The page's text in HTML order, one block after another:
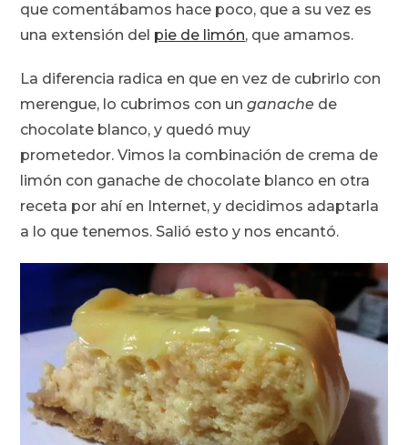
que comentábamos hace poco, que a su vez es
una extensión del pie de limón, que amamos.
La diferencia radica en que en vez de cubrirlo con
merengue, lo cubrimos con unganache de
chocolate blanco, y quedó muy
prometedor.Vimos la combinación de crema de
limón con ganache de chocolate blanco en otra
receta por ahí en Internet, y decidimos adaptarla
a lo que tenemos. Salió esto y nos encantó.